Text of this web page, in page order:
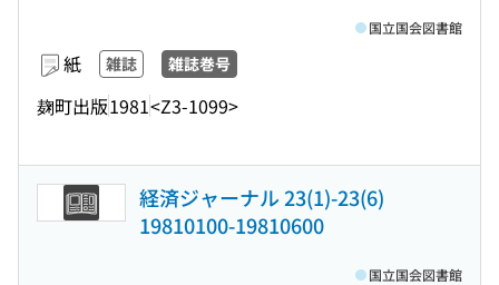
紙 雑誌 雑誌巻号
麹町出版1981<Z3-1099>
国立国会図書館
経済ジャーナル 23(1)-23(6)
19810100-19810600
国立国会図書館